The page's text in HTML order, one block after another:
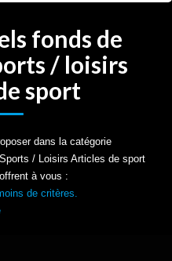
ALERTE
Budget max
Créer une alerte
fonds de
/ loisirs
sport
dans la catégorie
/ Loisirs Articles de sport
à vous :
de critères.